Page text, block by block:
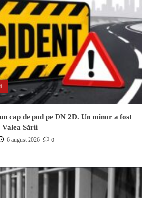
cap de pod pe DN 2D. Un minor a fost
Sării
6 august 2026 0